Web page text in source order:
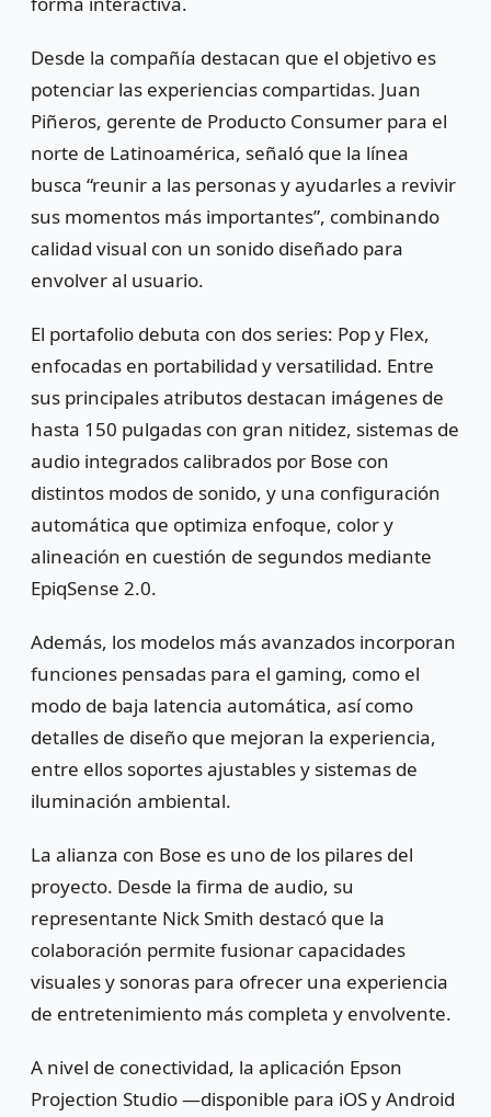
Desde la compañía destacan que el objetivo es
potenciar las experiencias compartidas. Juan
Piñeros, gerente de Producto Consumer para el
norte de Latinoamérica, señaló que la línea
busca “reunir a las personas y ayudarles a revivir
sus momentos más importantes”, combinando
calidad visual con un sonido diseñado para
envolver al usuario.
El portafolio debuta con dos series: Pop y Flex,
enfocadas en portabilidad y versatilidad. Entre
sus principales atributos destacan imágenes de
hasta 150 pulgadas con gran nitidez, sistemas de
audio integrados calibrados por Bose con
distintos modos de sonido, y una configuración
automática que optimiza enfoque, color y
alineación en cuestión de segundos mediante
EpiqSense 2.0.
Además, los modelos más avanzados incorporan
funciones pensadas para el gaming, como el
modo de baja latencia automática, así como
detalles de diseño que mejoran la experiencia,
entre ellos soportes ajustables y sistemas de
iluminación ambiental.
La alianza con Bose es uno de los pilares del
proyecto. Desde la firma de audio, su
representante Nick Smith destacó que la
colaboración permite fusionar capacidades
visuales y sonoras para ofrecer una experiencia
de entretenimiento más completa y envolvente.
A nivel de conectividad, la aplicación Epson
Projection Studio —disponible para iOS y Android